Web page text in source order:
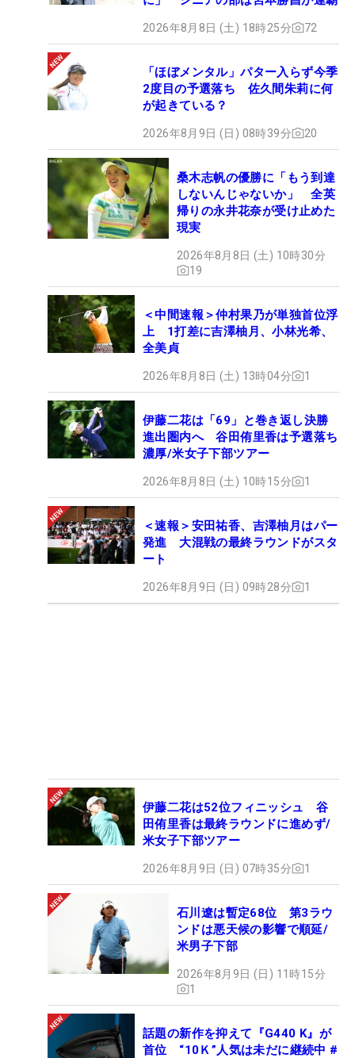
2026年8月8日 (土) 18時25分 72
「ほぼメンタル」パター入らず今季
2度目の予選落ち 佐久間朱莉に何
が起きている？
2026年8月9日 (日) 08時39分 20
桑木志帆の優勝に「もう到達
しないんじゃないか」 全英
帰りの永井花奈が受け止めた
現実
2026年8月8日 (土) 10時30分
19
＜中間速報＞仲村果乃が単独首位浮
上 1打差に吉澤柚月、小林光希、
全美貞
2026年8月8日 (土) 13時04分 1
伊藤二花は「69」と巻き返し決勝
進出圏内へ 谷田侑里香は予選落ち
濃厚/米女子下部ツアー
2026年8月8日 (土) 10時15分 1
＜速報＞安田祐香、吉澤柚月はパー
発進 大混戦の最終ラウンドがスタ
ート
2026年8月9日 (日) 09時28分 1
伊藤二花は52位フィニッシュ 谷
田侑里香は最終ラウンドに進めず/
米女子下部ツアー
2026年8月9日 (日) 07時35分 1
石川遼は暫定68位 第3ラウ
ンドは悪天候の影響で順延/
米男子下部
2026年8月9日 (日) 11時15分
1
話題の新作を抑えて『G440 K』が
首位 “10Ｋ”人気は未だに継続中 #